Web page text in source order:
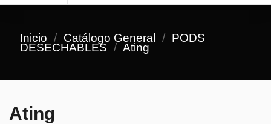
Inicio Catálogo General PODS
DESECHABLES Ating
Ating